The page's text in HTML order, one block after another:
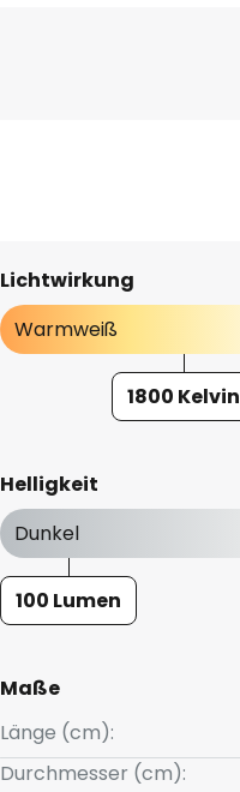
Lichtwirkung
Warmweiß
1800 Kelvin
Helligkeit
Dunkel
100 Lumen
Maße
Länge (cm):
Durchmesser (cm):